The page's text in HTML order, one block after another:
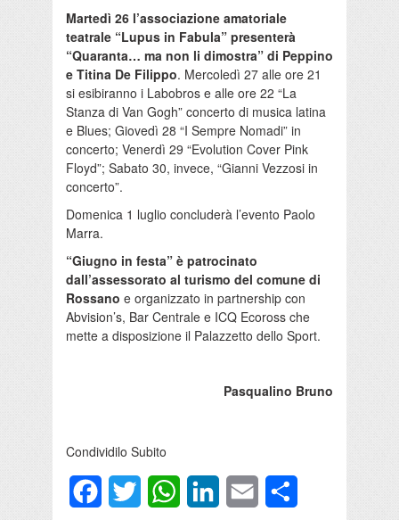
Martedì 26 l’associazione amatoriale
teatrale “Lupus in Fabula” presenterà
“Quaranta… ma non li dimostra” di Peppino
e Titina De Filippo. Mercoledì 27 alle ore 21
si esibiranno i Labobros e alle ore 22 “La
Stanza di Van Gogh” concerto di musica latina
e Blues; Giovedì 28 “I Sempre Nomadi” in
concerto; Venerdì 29 “Evolution Cover Pink
Floyd”; Sabato 30, invece, “Gianni Vezzosi in
concerto”.
Domenica 1 luglio concluderà l’evento Paolo
Marra.
“Giugno in festa” è patrocinato
dall’assessorato al turismo del comune di
Rossano e organizzato in partnership con
Abvision’s, Bar Centrale e ICQ Ecoross che
mette a disposizione il Palazzetto dello Sport.
Pasqualino Bruno
Condividilo Subito
FacebookTwitter WhatsAppLinkedInEmail